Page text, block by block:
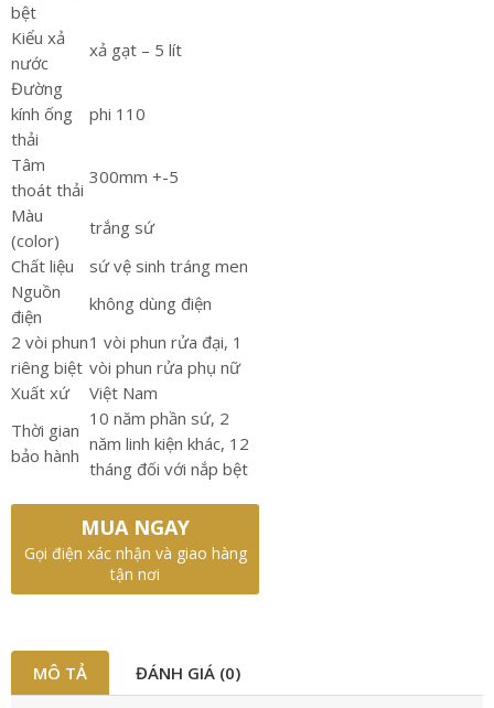
bệt
Kiểu xả
nước
xả gạt – 5 lít
Đường
kính ống
thải
phi 110
Tâm
thoát thải
300mm +-5
Màu
(color)
trắng sứ
Chất liệu
sứ vệ sinh tráng men
Nguồn
điện
không dùng điện
2 vòi phun
riêng biệt
1 vòi phun rửa đại, 1
vòi phun rửa phụ nữ
Xuất xứ
Việt Nam
Thời gian
bảo hành
10 năm phần sứ, 2
năm linh kiện khác, 12
tháng đối với nắp bệt
MUA NGAY
Gọi điện xác nhận và giao hàng
tận nơi
MÔ TẢ ĐÁNH GIÁ (0)